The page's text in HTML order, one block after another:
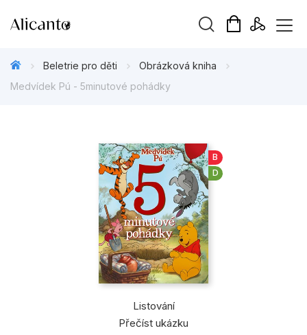
Připravujeme
Tipy redakce
Beletrie pro děti
Beletrie pro dospělé
Dárkové publikace
Beletrie pro děti
Obrázková kniha
Medvídek Pú - 5minutové pohádky
B
D
Listování
Přečíst ukázku